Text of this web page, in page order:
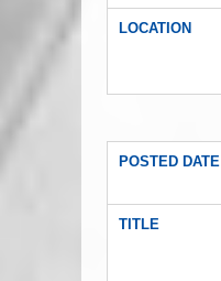
LOCATION
POSTED DATE
TITLE